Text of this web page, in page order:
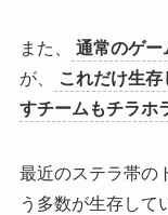
また、
通常のゲー
が、
これだけ生
すチームもチラホ
最近のステラ帯の
う多数が生存して